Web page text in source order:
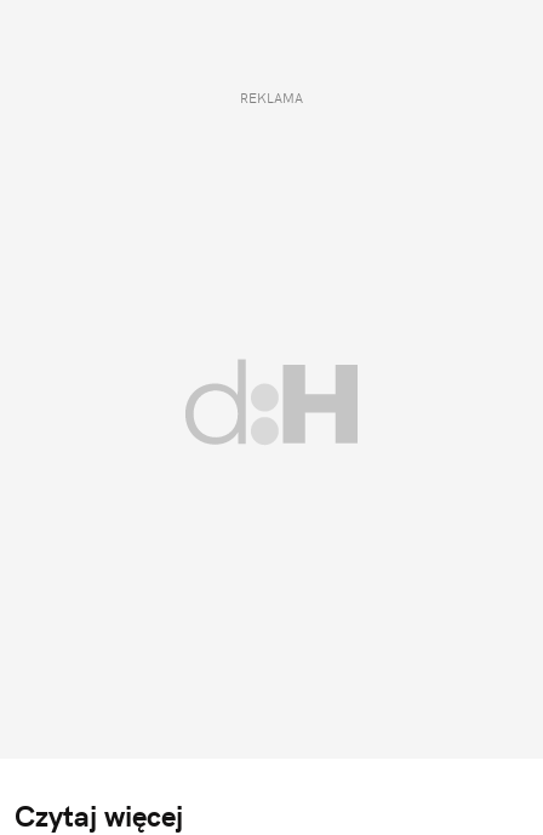
REKLAMA
Czytaj więcej